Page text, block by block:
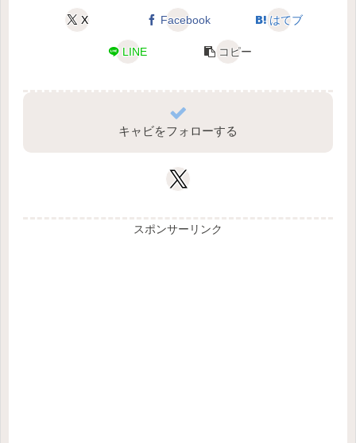
X Facebook はてブ
LINE コピー
キャビをフォローする
スポンサーリンク